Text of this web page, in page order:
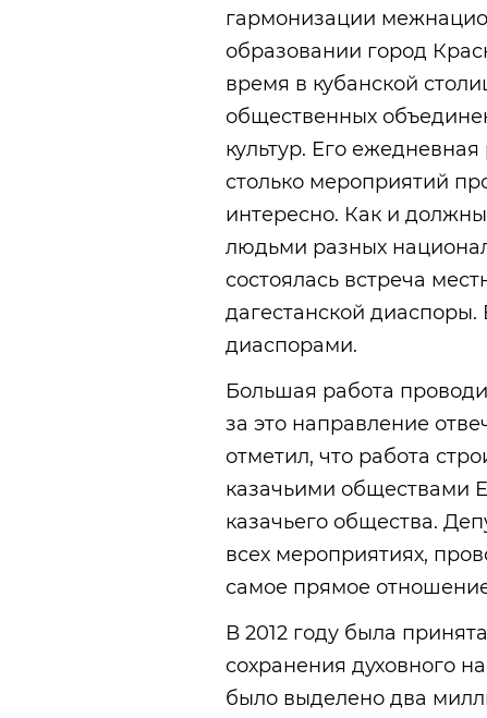
гармонизации
образовании город
время в кубанской
общественных
культур. Его
столько мероприятий
интересно. Как и
людьми разных
состоялась встреча
дагестанской
диаспорами.
Большая работа
за это направление
отметил, что работа
казачьими обществами
казачьего общества.
всех мероприятиях,
самое прямое
В 2012 году была
сохранения духовного
было выделено два